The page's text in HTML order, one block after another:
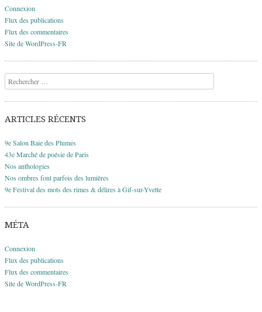
Connexion
Flux des publications
Flux des commentaires
Site de WordPress-FR
Recherche
ARTICLES RÉCENTS
9e Salon Baie des Plumes
43e Marché de poésie de Paris
Nos anthologies
Nos ombres font parfois des lumières
9e Festival des mots des rimes & délires à Gif-sur-Yvette
MÉTA
Connexion
Flux des publications
Flux des commentaires
Site de WordPress-FR